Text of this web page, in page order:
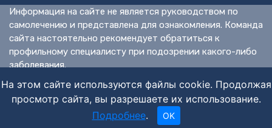
Информация на сайте не является руководством по
самолечению и представлена для ознакомления. Команда
сайта настоятельно рекомендует обратиться к
профильному специалисту при подозрении какого-либо
заболевания.
ИМЕЮТСЯ ПРОТИВОПОКАЗАНИЯ. НЕОБХОДИМА
КОНСУЛЬТАЦИЯ СПЕЦИАЛИСТА.
На этом сайте используются файлы cookie. Продолжая
просмотр сайта, вы разрешаете их использование.
Подробнее. OK